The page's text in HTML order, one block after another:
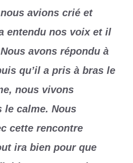
avions crié et
entendu nos voix et il
avons répondu à
qu’il a pris à bras le
nous vivons
le calme. Nous
cette rencontre
ira bien pour que